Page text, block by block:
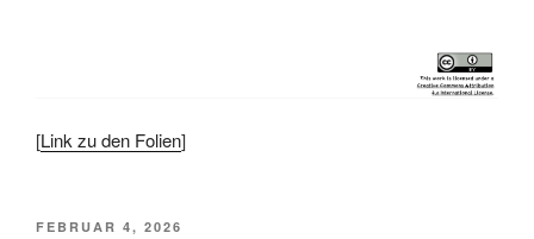
[Link zu den Folien]
VERÖFFENTLICHT
FEBRUAR 4, 2026